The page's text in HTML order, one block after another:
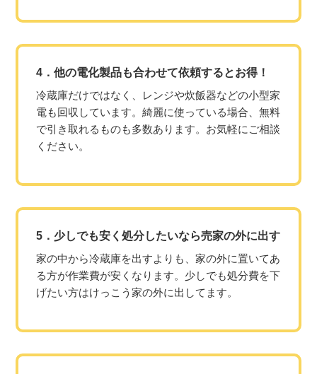
4．他の電化製品も合わせて依頼するとお得！
冷蔵庫だけではなく、レンジや炊飯器などの小型家
電も回収しています。綺麗に使っている場合、無料
で引き取れるものも多数あります。お気軽にご相談
ください。
5．少しでも安く処分したいなら売家の外に出す
家の中から冷蔵庫を出すよりも、家の外に置いてあ
る方が作業費が安くなります。少しでも処分費を下
げたい方はけっこう家の外に出してます。